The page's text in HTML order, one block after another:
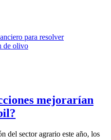
mejorarían
del sector agrario este año, los